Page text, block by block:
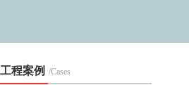
工程案例 /Cases